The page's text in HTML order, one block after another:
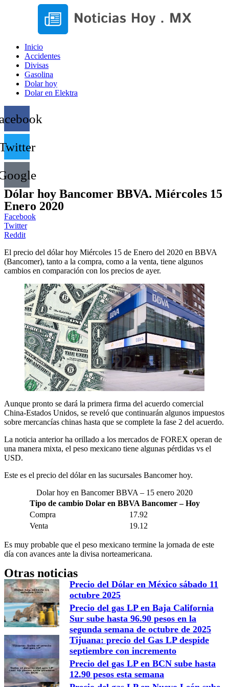
Inicio
Accidentes
Divisas
Gasolina
Dolar hoy
Dolar en Elektra
Dólar hoy Bancomer BBVA. Miércoles 15
Enero 2020
Facebook
Twitter
Reddit
El precio del dólar hoy Miércoles 15 de Enero del 2020 en BBVA
(Bancomer), tanto a la compra, como a la venta, tiene algunos
cambios en comparación con los precios de ayer.
Aunque pronto se dará la primera firma del acuerdo comercial
China-Estados Unidos, se reveló que continuarán algunos impuestos
sobre mercancías chinas hasta que se complete la fase 2 del acuerdo.
La noticia anterior ha orillado a los mercados de FOREX operan de
una manera mixta, el peso mexicano tiene algunas pérdidas vs el
USD.
Este es el precio del dólar en las sucursales Bancomer hoy.
Dolar hoy en Bancomer BBVA – 15 enero 2020
Tipo de cambio Dolar en BBVA Bancomer – Hoy
Compra
17.92
Venta
19.12
Es muy probable que el peso mexicano termine la jornada de este
día con avances ante la divisa norteamericana.
Otras noticias
Precio del Dólar en México sábado 11
octubre 2025
Precio del gas LP en Baja California
Sur sube hasta 96.90 pesos en la
segunda semana de octubre de 2025
Tijuana: precio del Gas LP despide
septiembre con incremento
Precio del gas LP en BCN sube hasta
12.90 pesos esta semana